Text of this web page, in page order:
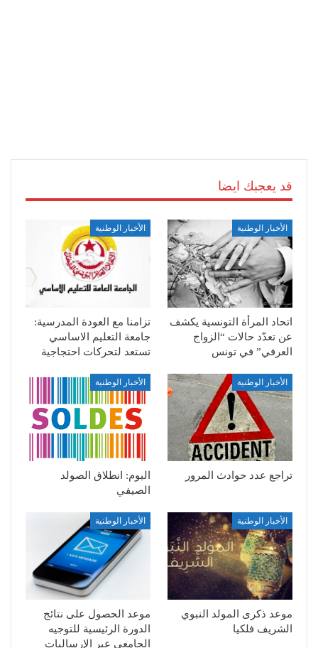
قد يعجبك ايضا
الأخبار الوطنية
اتحاد المرأة التونسية يكشف
عن تعدّد حالات “الزواج
العرفي” في تونس
الأخبار الوطنية
تزامنا مع العودة المدرسية:
جامعة التعليم الاساسي
تستعد لتحركات احتجاجية
الأخبار الوطنية
تراجع عدد حوادث المرور
الأخبار الوطنية
اليوم: انطلاق الصولد
الصيفي
الأخبار الوطنية
موعد ذكرى المولد النبوي
الشريف فلكيا
الأخبار الوطنية
موعد الحصول على نتائج
الدورة الرئيسية للتوجيه
الجامعي عبر الإرساليات